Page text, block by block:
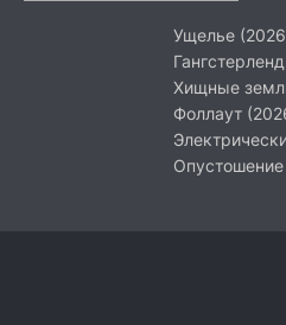
Ущелье
Хищные
Фоллаут